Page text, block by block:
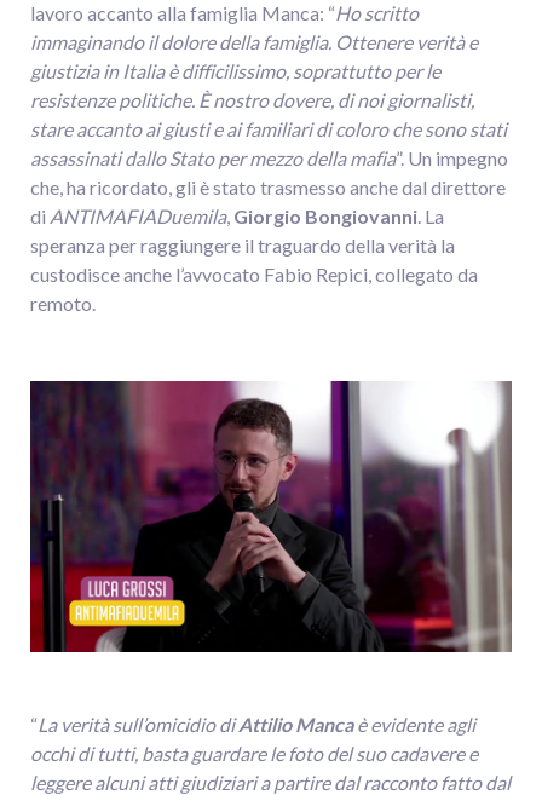
lavoro accanto alla famiglia Manca: “Ho scritto
immaginando il dolore della famiglia. Ottenere verità e
giustizia in Italia è difficilissimo, soprattutto per le
resistenze politiche. È nostro dovere, di noi giornalisti,
stare accanto ai giusti e ai familiari di coloro che sono stati
assassinati dallo Stato per mezzo della mafia”. Un impegno
che, ha ricordato, gli è stato trasmesso anche dal direttore
di ANTIMAFIADuemila, Giorgio Bongiovanni. La
speranza per raggiungere il traguardo della verità la
custodisce anche l’avvocato Fabio Repici, collegato da
remoto.
“La verità sull’omicidio diAttilio Mancaè evidente agli
occhi di tutti, basta guardare le foto del suo cadavere e
leggere alcuni atti giudiziari a partire dal racconto fatto dal